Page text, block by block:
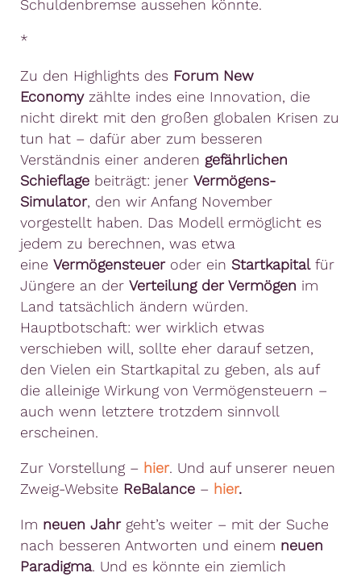
Schuldenbremse aussehen könnte.
*
Zu den Highlights des Forum New
Economyzählte indes eine Innovation, die
nicht direkt mit den großen globalen Krisen zu
tun hat – dafür aber zum besseren
Verständnis einer anderen gefährlichen
Schieflage beiträgt: jener Vermögens-
Simulator, den wir Anfang November
vorgestellt haben. Das Modell ermöglicht es
jedem zu berechnen, was etwa
eine Vermögensteueroder ein Startkapitalfür
Jüngere an der Verteilung der Vermögen im
Land tatsächlich ändern würden.
Hauptbotschaft: wer wirklich etwas
verschieben will, sollte eher darauf setzen,
den Vielen ein Startkapital zu geben, als auf
die alleinige Wirkung von Vermögensteuern –
auch wenn letztere trotzdem sinnvoll
erscheinen.
Zur Vorstellung – hier. Und auf unserer neuen
Zweig-Website ReBalance – hier.
Im neuen Jahr geht’s weiter – mit der Suche
nach besseren Antworten und einem neuen
Paradigma. Und es könnte ein ziemlich